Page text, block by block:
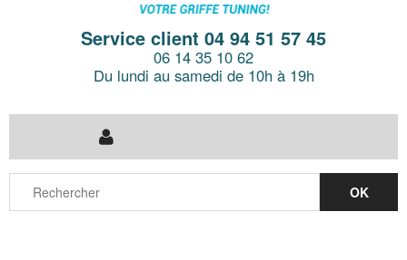
Service client 04 94 51 57 45
06 14 35 10 62
Du lundi au samedi de 10h à 19h